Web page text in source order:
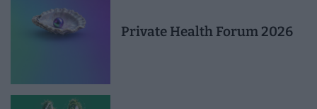
Private Health Forum 2026